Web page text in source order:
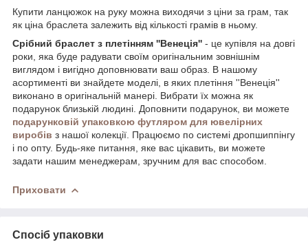
Купити ланцюжок на руку можна виходячи з ціни за грам, так
як ціна браслета залежить від кількості грамів в ньому.
Срібний браслет з плетінням ''Венеція'' - це купівля на довгі
роки, яка буде радувати своїм оригінальним зовнішнім
виглядом і вигідно доповнювати ваш образ. В нашому
асортименті ви знайдете моделі, в яких плетіння ''Венеція''
виконано в оригінальній манері. Вибрати їх можна як
подарунок близькій людині. Доповнити подарунок, ви можете
подарунковій упаковкою футляром для ювелірних
виробів з нашої колекції. Працюємо по системі дропшиппінгу
і по опту. Будь-яке питання, яке вас цікавить, ви можете
задати нашим менеджерам, зручним для вас способом.
Приховати
Спосіб упаковки